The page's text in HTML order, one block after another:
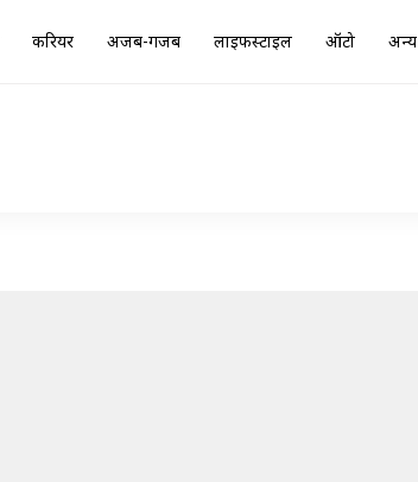
करियर अजब-गजब लाइफस्टाइल ऑटो अन्य